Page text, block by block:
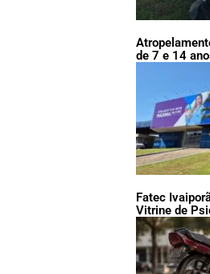
de 7 e 14
Fatec
Vitrine de